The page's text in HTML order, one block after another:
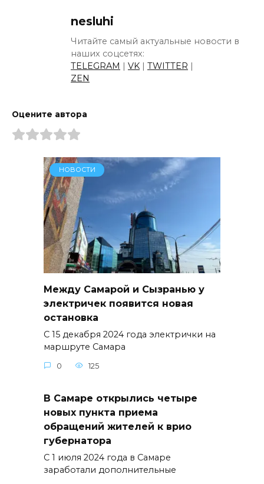
nesluhi
Читайте самый актуальные новости в
наших соцсетях:
TELEGRAM | VK | TWITTER |
ZEN
Оцените автора
НОВОСТИ
Между Самарой и Сызранью у
электричек появится новая
остановка
С 15 декабря 2024 года электрички на
маршруте Самара
0 125
В Самаре открылись четыре
новых пункта приема
обращений жителей к врио
губернатора
С 1 июля 2024 года в Самаре
заработали дополнительные